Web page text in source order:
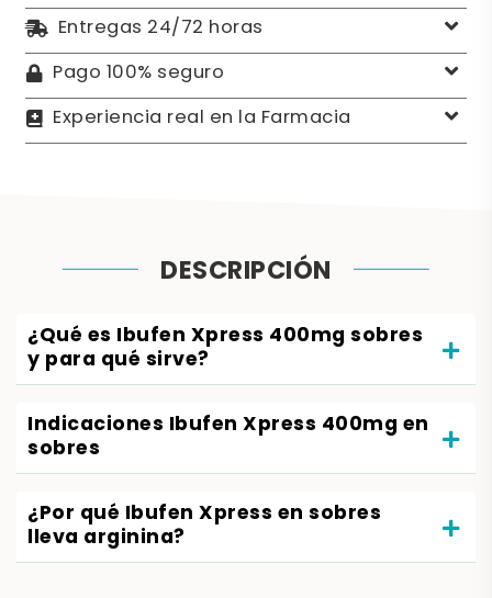
Entregas 24/72 horas
Pago 100% seguro
Experiencia real en la Farmacia
DESCRIPCIÓN
¿Qué es Ibufen Xpress 400mg sobres
y para qué sirve?
Indicaciones Ibufen Xpress 400mg en
sobres
¿Por qué Ibufen Xpress en sobres
lleva arginina?